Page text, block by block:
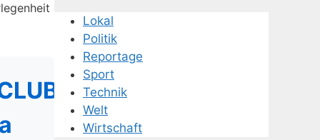
Lokal
Politik
Reportage
Sport
Technik
Welt
Wirtschaft